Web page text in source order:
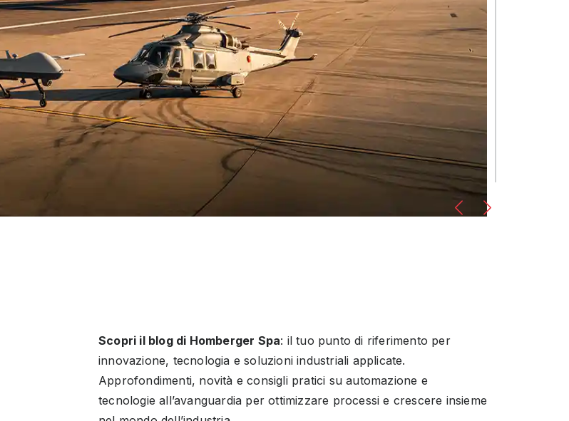
tecnologiche avanzate che garantiscono precisione e affidabilità.
Scopri il blog di Homberger Spa: il tuo punto di riferimento per
innovazione, tecnologia e soluzioni industriali applicate.
Approfondimenti, novità e consigli pratici su automazione e
tecnologie all’avanguardia per ottimizzare processi e crescere insieme